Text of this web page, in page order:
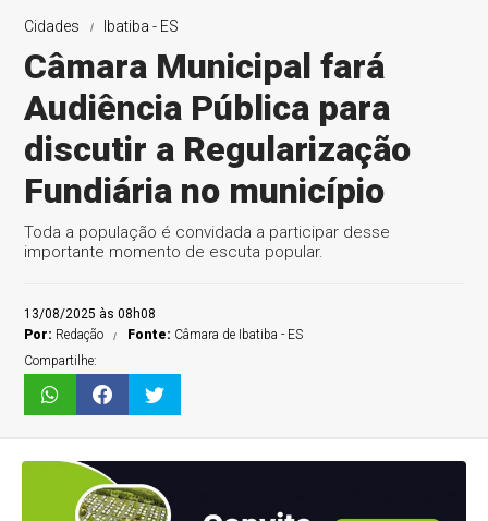
Cidades Ibatiba - ES
Câmara Municipal fará
Audiência Pública para
discutir a Regularização
Fundiária no município
Toda a população é convidada a participar desse
importante momento de escuta popular.
13/08/2025 às 08h08
Por: Redação Fonte: Câmara de Ibatiba - ES
Compartilhe: